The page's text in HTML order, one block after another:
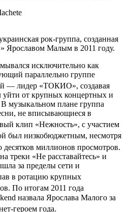
рок-группа, созданная
Малым в 2011 году.
исключительно как
параллельно группе
— лидер «ТОКИО», создавая
уйти от крупных концертных и
музыкальном плане группа
не вписывающиеся в
клип «Нежность», с участием
был низкобюджетным, несмотря
десятков миллионов просмотров.
треки «Не расставайтесь» и
за пределы сети и
в ротацию крупных
. По итогам 2011 года
назвала Ярослава Малого за
героем года.